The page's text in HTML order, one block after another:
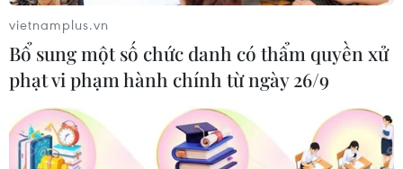
TIN LIÊN QUAN
vietnamplus.vn
Bổ sung một số chức danh có thẩm quyền xử
phạt vi phạm hành chính từ ngày 26/9